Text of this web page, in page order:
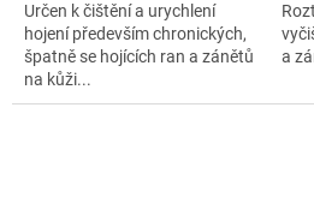
Určen k čištění a urychlení
hojení především chronických,
špatně se hojících ran a zánětů
na kůži...
a